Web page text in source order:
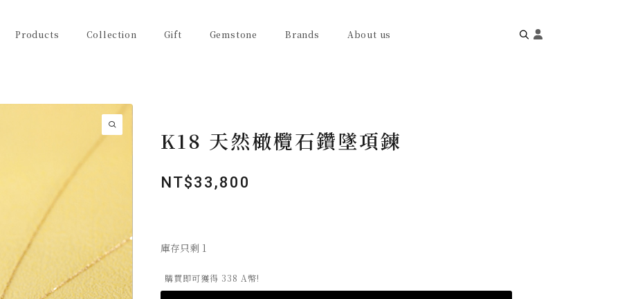
Products Collection Gift Gemstone Brands About us
K18 天然橄欖石鑽墜項鍊
NT$33,800
庫存只剩 1
購買即可獲得 338 A幣!